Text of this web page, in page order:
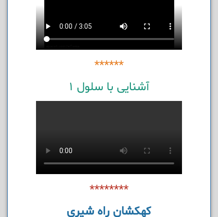
******
آشنایی با سلول 1
********
کهکشان راه شیری